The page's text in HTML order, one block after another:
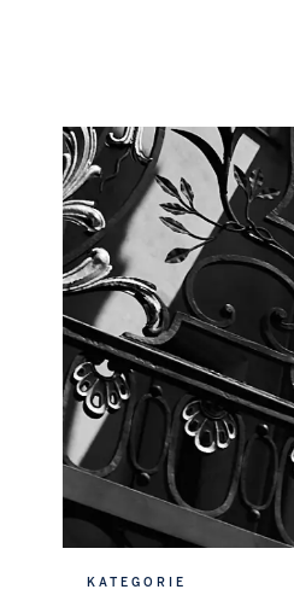
KATEGORIE